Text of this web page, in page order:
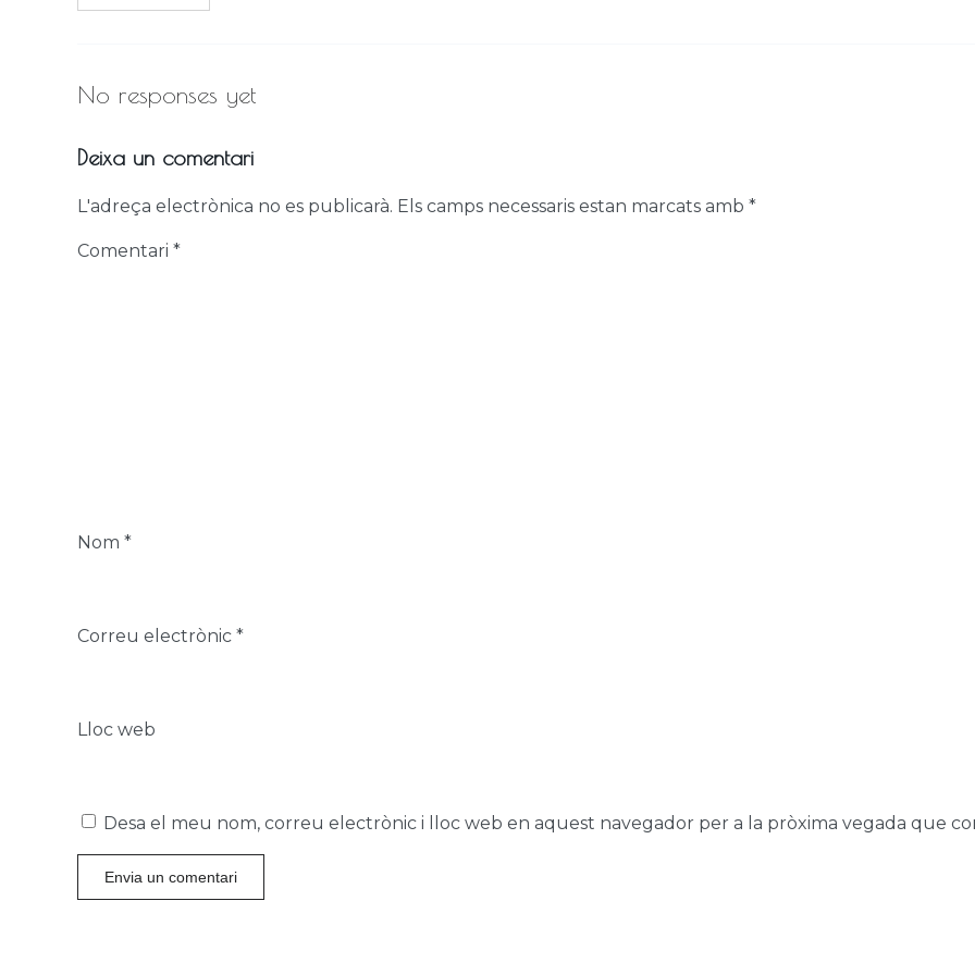
No responses yet
Deixa un comentari
L'adreça electrònica no es publicarà. Els camps necessaris estan marcats amb *
Comentari *
Nom *
Correu electrònic *
Lloc web
Desa el meu nom, correu electrònic i lloc web en aquest navegador per a la pròxima vegada que